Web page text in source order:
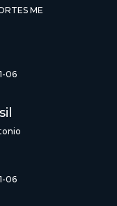
ME
06
06